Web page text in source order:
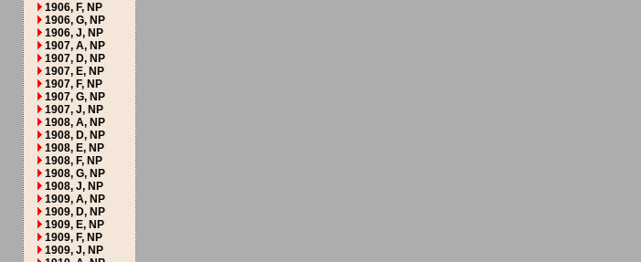
1906, F, NP
1906, G, NP
1906, J, NP
1907, A, NP
1907, D, NP
1907, E, NP
1907, F, NP
1907, G, NP
1907, J, NP
1908, A, NP
1908, D, NP
1908, E, NP
1908, F, NP
1908, G, NP
1908, J, NP
1909, A, NP
1909, D, NP
1909, E, NP
1909, F, NP
1909, J, NP